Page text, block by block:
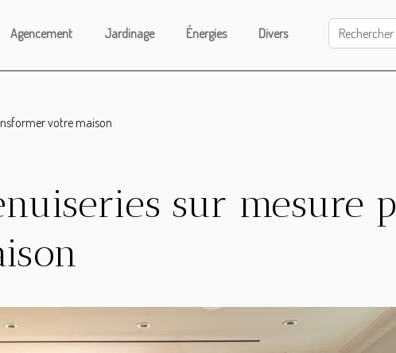
Agencement Jardinage Énergies Divers
votre maison
sur mesure